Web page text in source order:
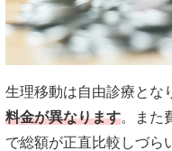
生理移動は自由診療とな
料金が異なります。また
で総額が正直比較しづら